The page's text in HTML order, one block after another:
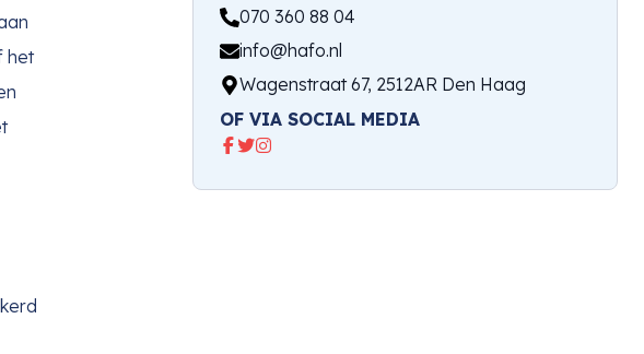
het
070 360 88 04
info@hafo.nl
Wagenstraat 67, 2512AR Den Haag
OF VIA SOCIAL MEDIA